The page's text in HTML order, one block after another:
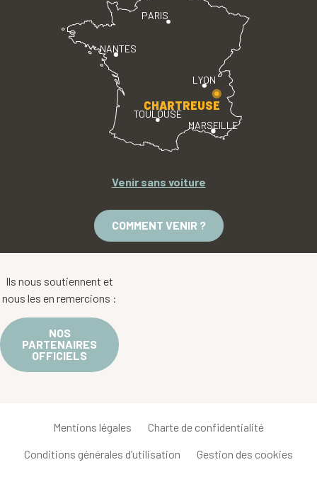
PARIS
LYON
TOULOUSE
MARSEILLE
NANTES
CHARTREUSE
Venir sans voiture
COMMENT VENIR ?
Ils nous soutiennent et
nous les en remercions :
NOS
PARTENAIRES
OFFICIELS
Mentions légales Charte de confidentialité
Conditions générales d’utilisation Gestion des cookies